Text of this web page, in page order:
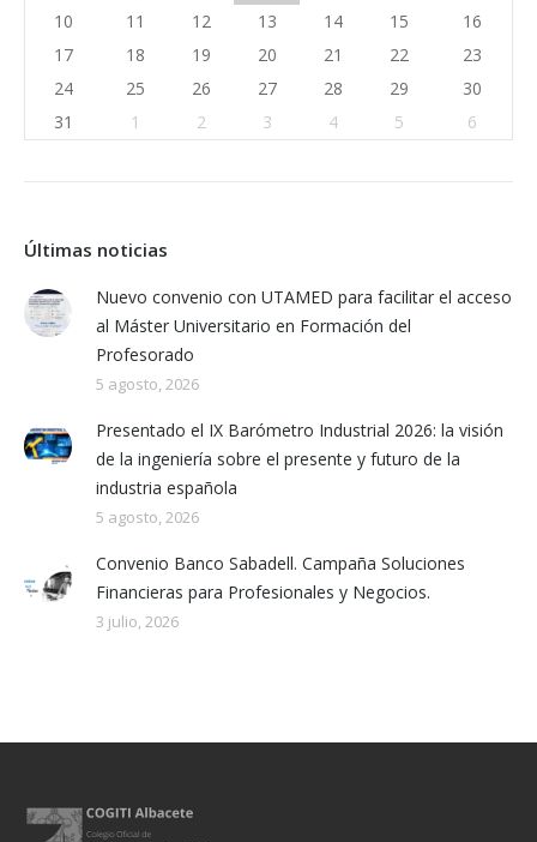
10
11 12 13 14 15
16
17
18 19 20 21 22
23
24
25 26 27 28 29
30
31
1 2 3 4 5 6
Últimas noticias
Nuevo convenio con UTAMED para facilitar el acceso
al Máster Universitario en Formación del
Profesorado
5 agosto, 2026
Presentado el IX Barómetro Industrial 2026: la visión
de la ingeniería sobre el presente y futuro de la
industria española
5 agosto, 2026
Convenio Banco Sabadell. Campaña Soluciones
Financieras para Profesionales y Negocios.
3 julio, 2026